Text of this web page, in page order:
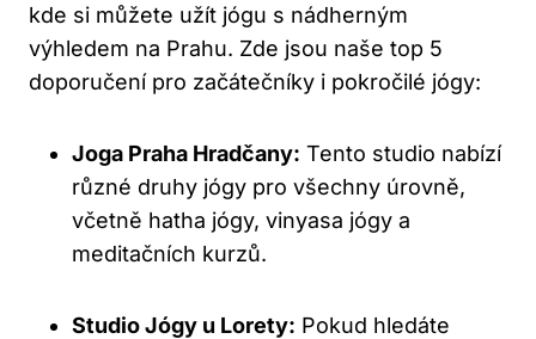
kde si můžete užít jógu s nádherným
výhledem na Prahu. Zde jsou naše top 5
doporučení pro začátečníky i pokročilé jógy:
Joga Praha Hradčany: Tento studio nabízí
různé druhy jógy pro všechny úrovně,
včetně hatha jógy, vinyasa jógy a
meditačních kurzů.
Studio Jógy u Lorety: Pokud hledáte